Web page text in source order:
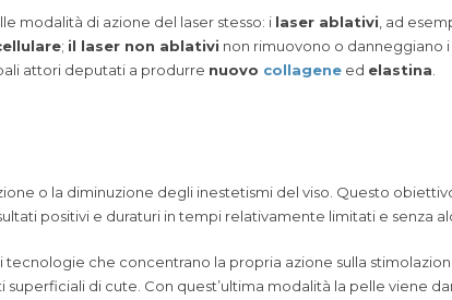
modalità di azione del laser stesso: i laser ablativi , ad
; il laser non ablativi non rimuovono o danneggiano
attori deputati a produrre nuovo collagene ed elastina
o la diminuzione degli inestetismi del viso. Questo
positivi e duraturi in tempi relativamente limitati e senza
tecnologie che concentrano la propria azione sulla
di cute. Con quest’ultima modalità la pelle viene